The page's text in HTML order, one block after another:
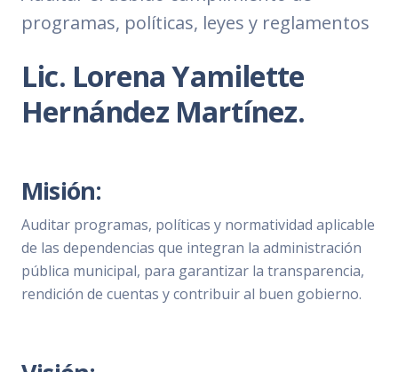
programas, políticas, leyes y reglamentos
Lic. Lorena Yamilette
Hernández Martínez.
Misión:
Auditar programas, políticas y normatividad aplicable
de las dependencias que integran la administración
pública municipal, para garantizar la transparencia,
rendición de cuentas y contribuir al buen gobierno.